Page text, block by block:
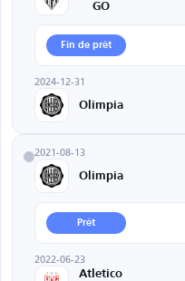
GO
Fin de prêt
2024-12-31
Olimpia
2021-08-13
Olimpia
Prêt
2022-06-23
Atletico